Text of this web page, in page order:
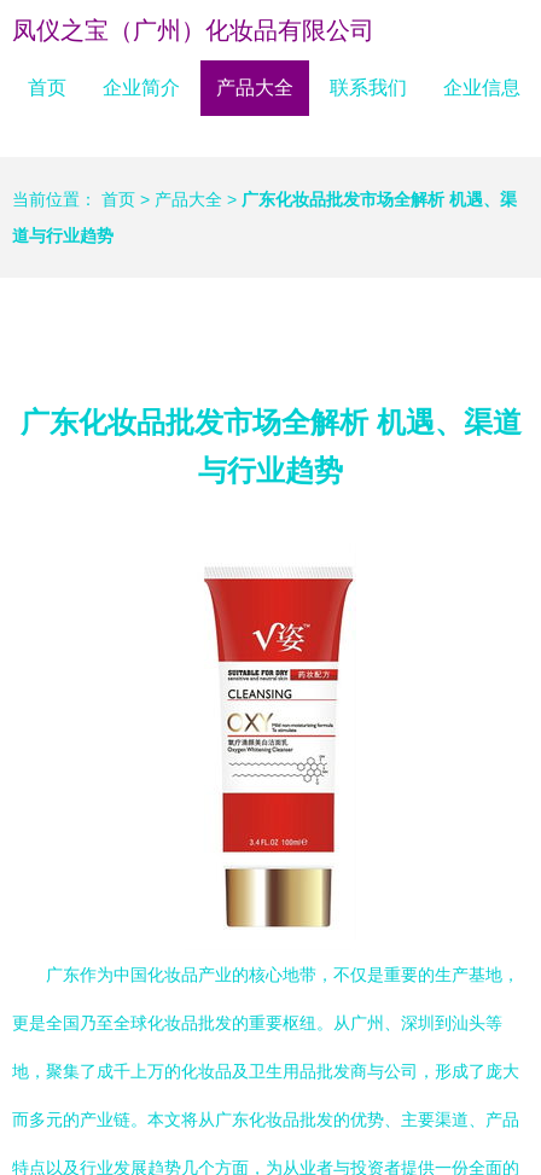
凤仪之宝（广州）化妆品有限公司
首页 企业简介 产品大全 联系我们 企业信息
当前位置： 首页 > 产品大全 > 广东化妆品批发市场全解析 机遇、渠
道与行业趋势
广东化妆品批发市场全解析 机遇、渠道
与行业趋势
广东作为中国化妆品产业的核心地带，不仅是重要的生产基地，
更是全国乃至全球化妆品批发的重要枢纽。从广州、深圳到汕头等
地，聚集了成千上万的化妆品及卫生用品批发商与公司，形成了庞大
而多元的产业链。本文将从广东化妆品批发的优势、主要渠道、产品
特点以及行业发展趋势几个方面，为从业者与投资者提供一份全面的